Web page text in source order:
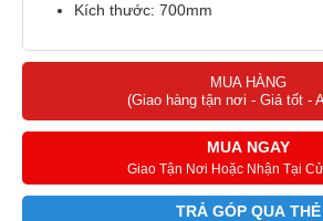
Kích thước: 700mm
MUA HÀNG
(Giao hàng tận nơi - Giá tốt -
MUA NGAY
Giao Tận Nơi Hoặc Nhận Tại
TRẢ GÓP QUA THẺ